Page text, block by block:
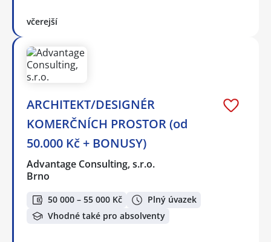
včerejší
ARCHITEKT/DESIGNÉR
KOMERČNÍCH PROSTOR (od
50.000 Kč + BONUSY)
Advantage Consulting, s.r.o.
Brno
50 000 – 55 000 Kč
Plný úvazek
Vhodné také pro absolventy